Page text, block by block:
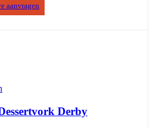
aanvragen
Derby